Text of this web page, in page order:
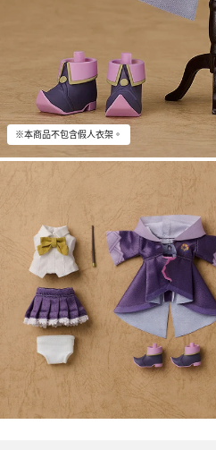
※本商品不包含假人衣架。